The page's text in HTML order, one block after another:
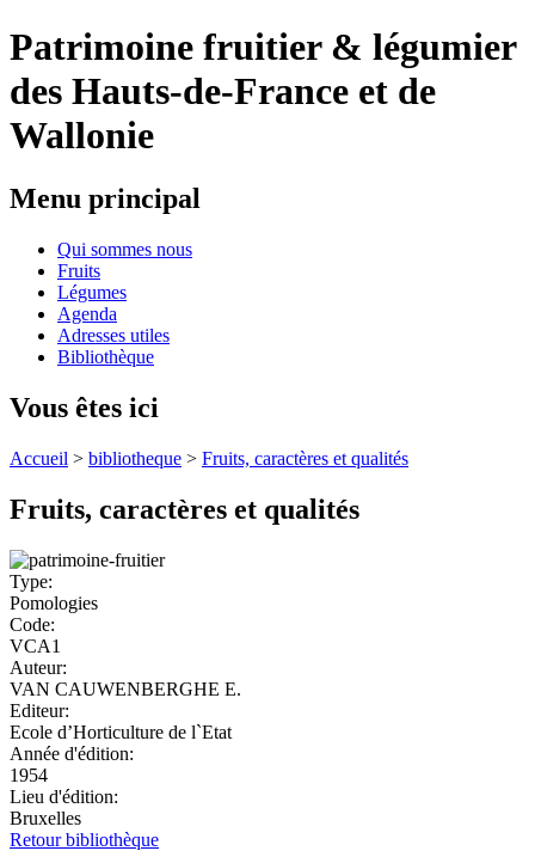
Patrimoine fruitier & légumier
des Hauts-de-France et de
Wallonie
Menu principal
Qui sommes nous
Fruits
Légumes
Agenda
Adresses utiles
Bibliothèque
Vous êtes ici
Accueil > bibliotheque > Fruits, caractères et qualités
Fruits, caractères et qualités
Type:
Pomologies
Code:
VCA1
Auteur:
VAN CAUWENBERGHE E.
Editeur:
Ecole d’Horticulture de l`Etat
Année d'édition:
1954
Lieu d'édition:
Bruxelles
Retour bibliothèque